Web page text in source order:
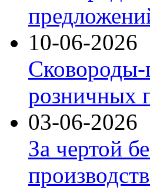
10-06-2026
розничных
03-06-2026
За чертой